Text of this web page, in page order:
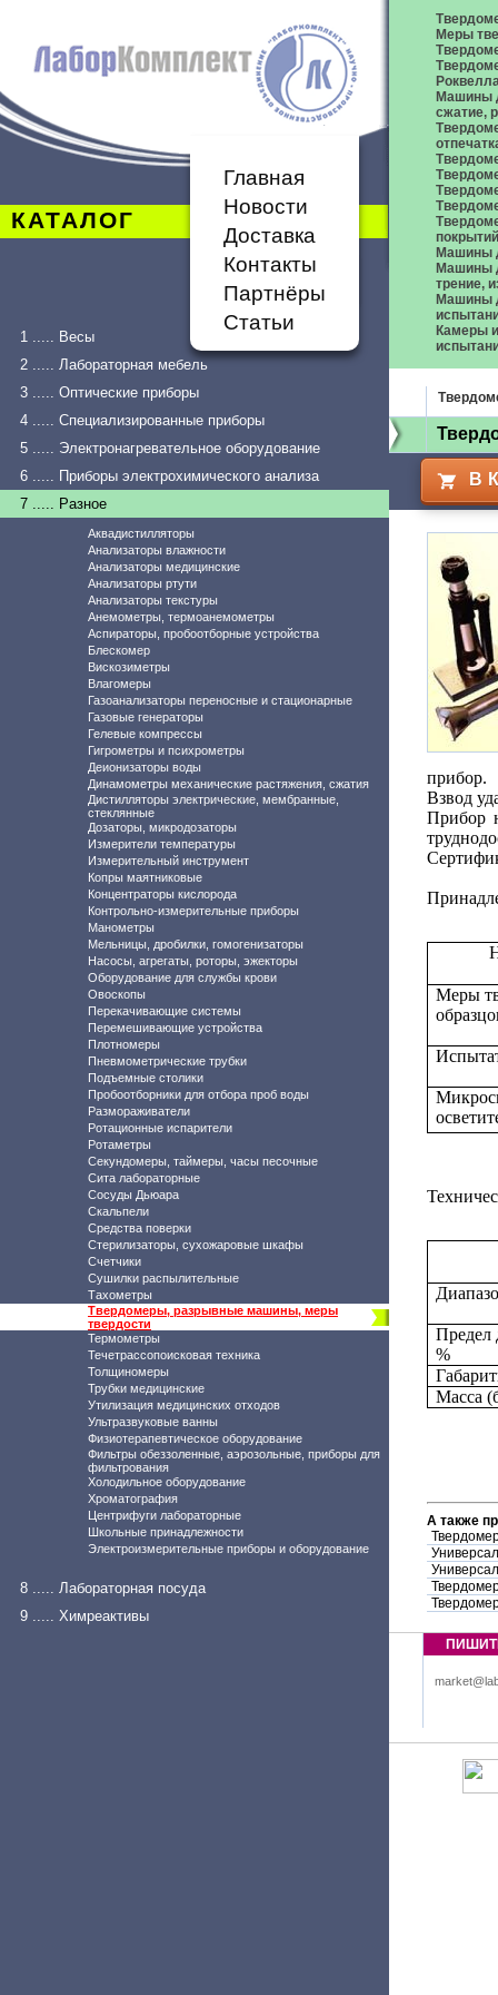
КАТАЛОГ
Главная
Новости
Доставка
Контакты
Партнёры
Статьи
1 ..... Весы
2 ..... Лабораторная мебель
3 ..... Оптические приборы
4 ..... Специализированные приборы
5 ..... Электронагревательное оборудование
6 ..... Приборы электрохимического анализа
7 ..... Разное
Аквадистилляторы
Анализаторы влажности
Анализаторы медицинские
Анализаторы ртути
Анализаторы текстуры
Анемометры, термоанемометры
Аспираторы, пробоотборные устройства
Блескомер
Вискозиметры
Влагомеры
Газоанализаторы переносные и стационарные
Газовые генераторы
Гелевые компрессы
Гигрометры и психрометры
Деионизаторы воды
Динамометры механические растяжения, сжатия
Дистилляторы электрические, мембранные,
стеклянные
Дозаторы, микродозаторы
Измерители температуры
Измерительный инструмент
Копры маятниковые
Концентраторы кислорода
Контрольно-измерительные приборы
Манометры
Мельницы, дробилки, гомогенизаторы
Насосы, агрегаты, роторы, эжекторы
Оборудование для службы крови
Овоскопы
Перекачивающие системы
Перемешивающие устройства
Плотномеры
Пневмометрические трубки
Подъемные столики
Пробоотборники для отбора проб воды
Размораживатели
Ротационные испарители
Ротаметры
Секундомеры, таймеры, часы песочные
Сита лабораторные
Сосуды Дьюара
Скальпели
Средства поверки
Стерилизаторы, сухожаровые шкафы
Счетчики
Сушилки распылительные
Тахометры
Твердомеры, разрывные машины, меры
твердости
Термометры
Течетрассопоисковая техника
Толщиномеры
Трубки медицинские
Утилизация медицинских отходов
Ультразвуковые ванны
Физиотерапевтическое оборудование
Фильтры обеззоленные, аэрозольные, приборы для
фильтрования
Холодильное оборудование
Хроматография
Центрифуги лабораторные
Школьные принадлежности
Электроизмерительные приборы и оборудование
8 ..... Лабораторная посуда
9 ..... Химреактивы
Меры
Машины
сжатие,
покрытий
Машины
Машины
трение,
Машины
Камеры
В
прибор.
Взвод
Прибор
Меры
Предел
%
Масса
А также